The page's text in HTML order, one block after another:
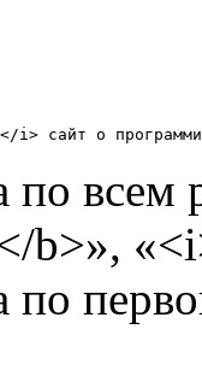
i> сайт о
по
b>»,
по